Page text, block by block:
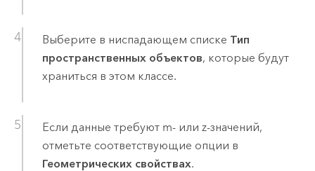
Выберите в ниспадающем списке Тип
пространственных объектов, которые будут
храниться в этом классе.
Если данные требуют m- или z-значений,
отметьте соответствующие опции в
Геометрических свойствах.